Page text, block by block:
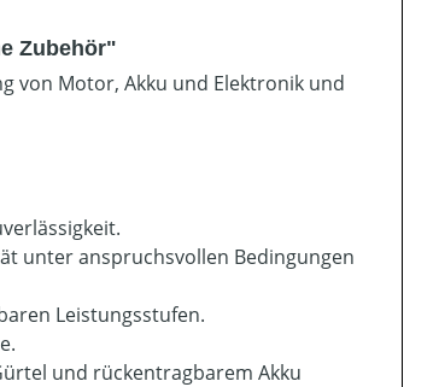
Zubehör"
von Motor, Akku und Elektronik und
unter anspruchsvollen Bedingungen
Leistungsstufen.
und rückentragbarem Akku